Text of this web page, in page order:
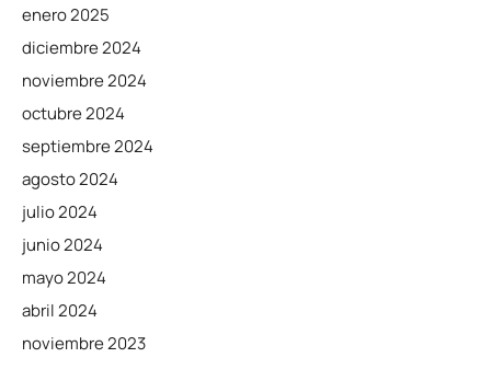
enero 2025
diciembre 2024
noviembre 2024
octubre 2024
septiembre 2024
agosto 2024
julio 2024
junio 2024
mayo 2024
abril 2024
noviembre 2023